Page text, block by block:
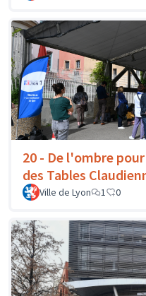
20 - De l'ombre
des Tables
Ville de Lyon 1 0